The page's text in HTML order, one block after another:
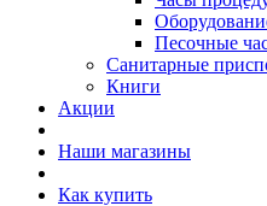
Песочные
Санитарные
Книги
Акции
Наши магазины
Как купить